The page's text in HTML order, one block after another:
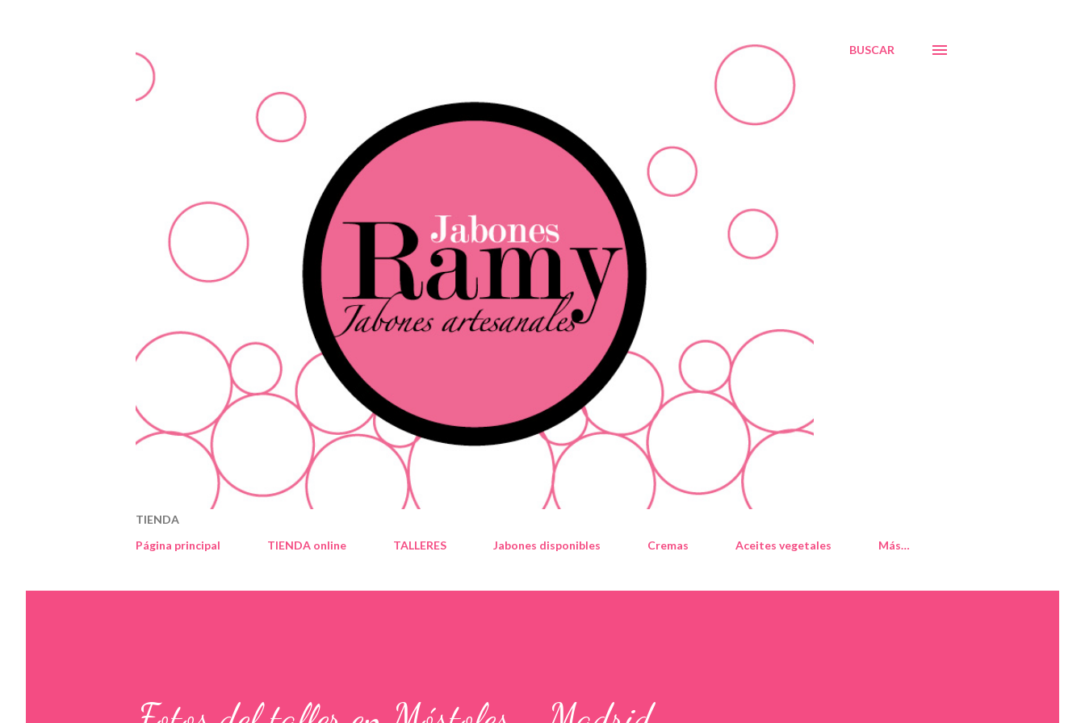
BUSCAR
TIENDA
Página principal
TIENDA online TALLERES Jabones disponibles Cremas Aceites vegetales Más…